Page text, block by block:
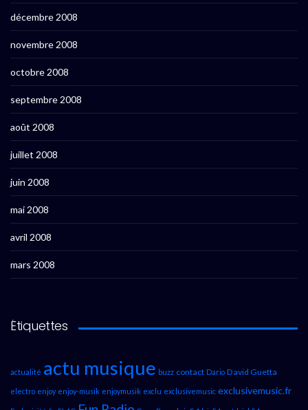
décembre 2008
novembre 2008
octobre 2008
septembre 2008
août 2008
juillet 2008
juin 2008
mai 2008
avril 2008
mars 2008
Étiquettes
actualité actu musique buzz contact Dario David Guetta
electro enjoy enjoy-musik enjoymusik exclu exclusivemusic exclusivemusic.fr